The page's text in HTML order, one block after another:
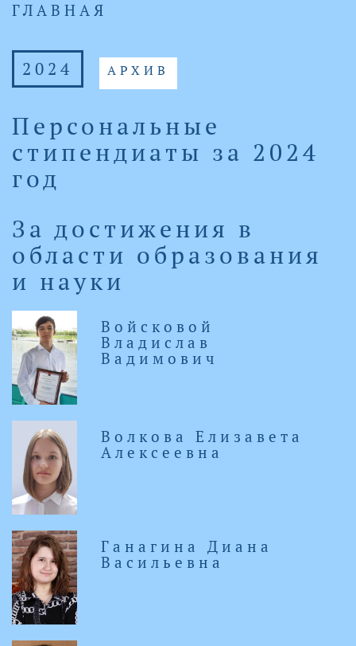
ГЛАВНАЯ
2024 АРХИВ
Персональные
стипендиаты за 2024
год
За достижения в
области образования
и науки
Войсковой
Владислав
Вадимович
Волкова Елизавета
Алексеевна
Ганагина Диана
Васильевна